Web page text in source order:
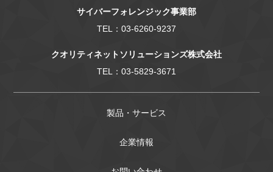
サイバーフォレンジック事業部
TEL：03-6260-9237
クオリティネットソリューションズ株式会社
TEL：03-5829-3671
製品・サービス
企業情報